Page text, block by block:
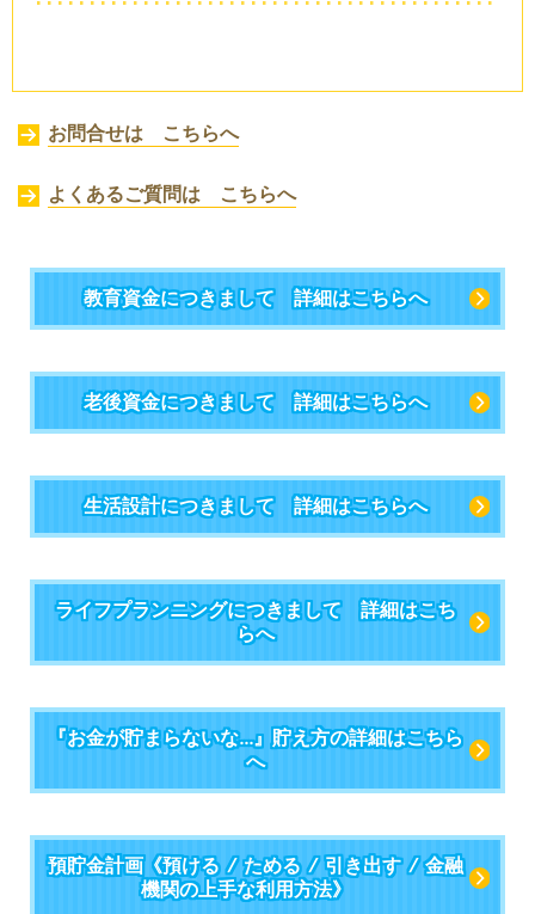
お問合せは こちらへ
よくあるご質問は こちらへ
教育資金につきまして 詳細はこちらへ
老後資金につきまして 詳細はこちらへ
生活設計につきまして 詳細はこちらへ
ライフプランニングにつきまして 詳細はこち
らへ
『お金が貯まらないな...』貯え方の詳細はこちら
へ
預貯金計画《預ける / ためる / 引き出す / 金融
機関の上手な利用方法》